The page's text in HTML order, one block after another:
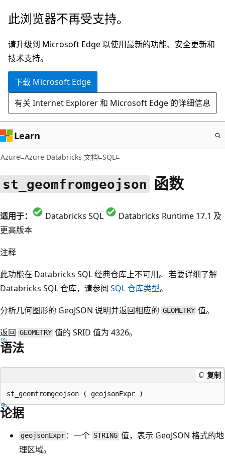
跳
主
要
内
此浏览器不再受支持。
请升级到 Microsoft Edge 以使用最新的功能、安全更新和
技术支持。
下载 Microsoft Edge
有关 Internet Explorer 和 Microsoft Edge 的详细信息
Learn
Azure Azure Databricks 文档 SQL
st_geomfromgeojson 函数
适用于： Databricks SQL
Databricks Runtime 17.1 及
更高版本
注释
此功能在 Databricks SQL 经典仓库上不可用。 若要详细了解
Databricks SQL 仓库，请参阅 SQL 仓库类型。
分析几何图形的 GeoJSON 说明并返回相应的 GEOMETRY 值。
返回 GEOMETRY 值的 SRID 值为 4326。
语法
复制
论据
geojsonExpr ：一个 STRING 值，表示 GeoJSON 格式的地
理区域。